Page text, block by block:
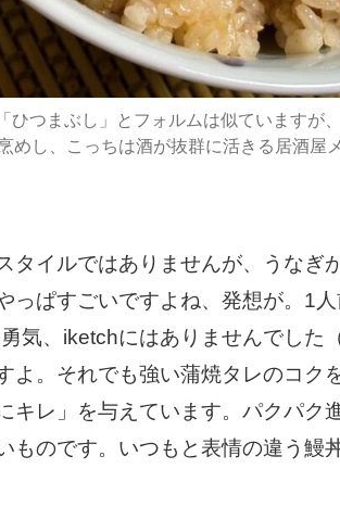
つまぶし」とフォルムは似ていますが
めし、こっちは酒が抜群に活きる居酒屋
タイルではありませんが、うなぎ
っぱすごいですよね、発想が。1
気、iketchにはありませんでした
よ。それでも強い蒲焼タレのコク
キレ」を与えています。パクパク
ものです。いつもと表情の違う鰻